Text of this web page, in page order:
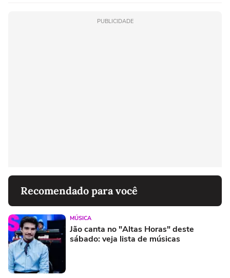
PUBLICIDADE
Recomendado para você
MÚSICA
Jão canta no "Altas Horas" deste
sábado: veja lista de músicas